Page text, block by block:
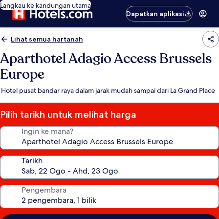
Langkau ke kandungan utama
Dapatkan aplikasi
Lihat semua hartanah
Aparthotel Adagio Access Brussels
Europe
Hotel pusat bandar raya dalam jarak mudah sampai dari La Grand Place
Pilih tarikh untuk melihat harga
Ingin ke mana?
Tarikh
Pengembara